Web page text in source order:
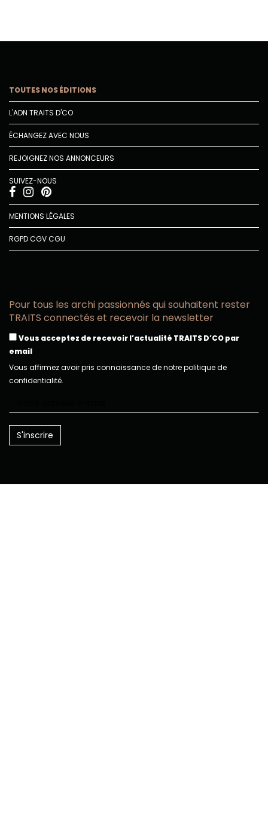
TOUTES NOS ÉDITIONS
L'ADN TRAITS D'CO
ÉCHANGEZ AVEC NOUS
REJOIGNEZ NOS ANNONCEURS
SUIVEZ-NOUS
MENTIONS LÉGALES
RGPDCGVCGU
Pour tous les archi passionnés qui souhaitent rester
TRAITS connectés et recevoir la newsletter
Vous acceptez de recevoir l’actualité TRAITS D’CO par
email
Vous affirmez avoir pris connaissance de notre politique de
confidentialité.